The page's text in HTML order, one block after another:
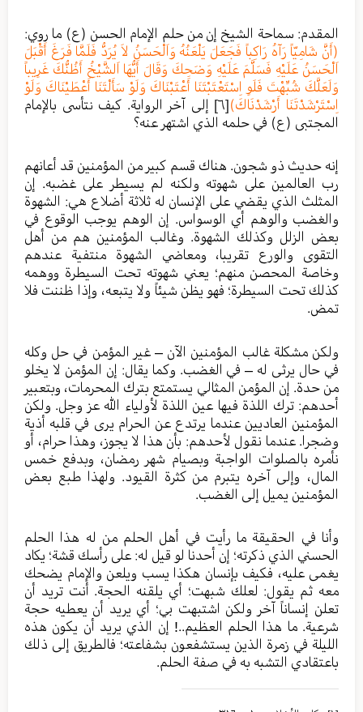
المقدم: سماحة الشيخ إن من حلم الإمام الحسن (ع) ما روي:
(أَنَّ شَامِيّاً رَآهُ رَاكِباً فَجَعَلَ يَلْعَنُهُ وَاَلْحَسَنُ لاَ يُرَدُّ فَلَمَّا فَرَغَ أَقْبَلَ
اَلْحَسَنُ عَلَيْهِ فَسَلَّمَ عَلَيْهِ وَضَحِكَ وَقَالَ أَيُّهَا اَلشَّيْخُ أَظُنُّكَ غَرِيباً
وَلَعَلَّكَ شُبِّهْتَ فَلَوِ اِسْتَعْتَبْتَنَا أَعْتَبْنَاكَ وَلَوْ سَأَلْتَنَا أَعْطَيْنَاكَ وَلَوْ
اِسْتَرْشَدْتَنَا أَرْشَدْنَاكَ)[٦]
إلى آخر الرواية. كيف نتأسى بالإمام
المجتبى (ع) في حلمه الذي اشتهر عنه؟
إنه حديث ذو شجون. هناك قسم كبير من المؤمنين قد أعانهم
رب العالمين على شهوته ولكنه لم يسيطر على غضبه. إن
المثلث الذي يقضي على الإنسان له ثلاثة أضلاع هي: الشهوة
والغضب والوهم أي الوسواس. إن الوهم يوجب الوقوع في
بعض الزلل وكذلك الشهوة. وغالب المؤمنين هم من أهل
التقوى والورع تقريبا، ومعاضي الشهوة منتفية عندهم
وخاصة المحصن منهم؛ يعني شهوته تحت السيطرة ووهمه
كذلك تحت السيطرة؛ فهو يظن شيئاً ولا يتبعه، وإذا ظننت فلا
تمض.
ولكن مشكلة غالب المؤمنين الآن – غير المؤمن في حل وكله
في حال يرثى له – في الغضب. وكما يقال: إن المؤمن لا يخلو
من حدة. إن المؤمن المثالي يستمتع بترك المحرمات، وبتعبير
أحدهم: ترك اللذة فيها عين اللذة لأولياء الله عز وجل. ولكن
المؤمنين العاديين عندما يرتدع عن الحرام يرى في قلبه أذية
وضجرا. عندما نقول لأحدهم: بأن هذا لا يجوز، وهذا حرام، أو
نأمره بالصلوات الواجبة وبصيام شهر رمضان، وبدفع خمس
المال، وإلى آخره يتبرم من كثرة القيود. ولهذا طبع بعض
المؤمنين يميل إلى الغضب.
وأنا في الحقيقة ما رأيت في أهل الحلم من له هذا الحلم
الحسني الذي ذكرته؛ إن أحدنا لو قيل له: على رأسك قشة؛ يكاد
يغمى عليه، فكيف بإنسان هكذا يسب ويلعن والإمام يضحك
معه ثم يقول: لعلك شبهت؛ أي يلقنه الحجة. أنت تريد أن
تعلن إنساناً آخر ولكن اشتبهت بي؛ أي يريد أن يعطيه حجة
شرعية. ما هذا الحلم العظيم..! إن الذي يريد أن يكون هذه
الليلة في زمرة الذين يستشفعون بشفاعته؛ فالطريق إلى ذلك
باعتقادي التشبه به في صفة الحلم.